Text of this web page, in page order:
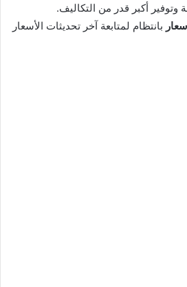
أكبر قدر من التكاليف.
بانتظام لمتابعة آخر تحديثات الأسعار